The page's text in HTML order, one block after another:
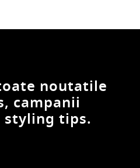
noutatile
campanii
tips.